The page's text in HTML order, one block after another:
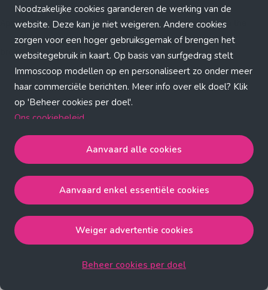
Noodzakelijke cookies garanderen de werking van de
website. Deze kan je niet weigeren. Andere cookies
zorgen voor een hoger gebruiksgemak of brengen het
websitegebruik in kaart. Op basis van surfgedrag stelt
Immoscoop modellen op en personaliseert zo onder meer
haar commerciële berichten. Meer info over elk doel? Klik
op 'Beheer cookies per doel'.
Ons cookiebeleid
Aanvaard alle cookiesgaat akkoord met de strict
noodzakelijke, analytische, functionele en advertentie
cookies.
de strict noodzakelijke cookies.
Weiger advertentie cookiesgaat akkoord met de strict
Aanvaard alle cookies
Aanvaard enkel essentiële cookies
Weiger advertentie cookies
Beheer cookies per doel
Application error: a client-side exception has occurred (see the
browser console for more information)